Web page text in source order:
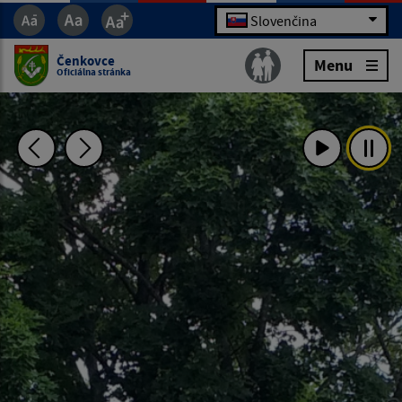
Slovenčina
Čenkovce
Oficiálna stránka Menu